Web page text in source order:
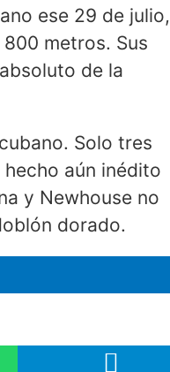
ese 29 de julio,
metros. Sus
de la
Solo tres
aún inédito
y Newhouse no
dorado.